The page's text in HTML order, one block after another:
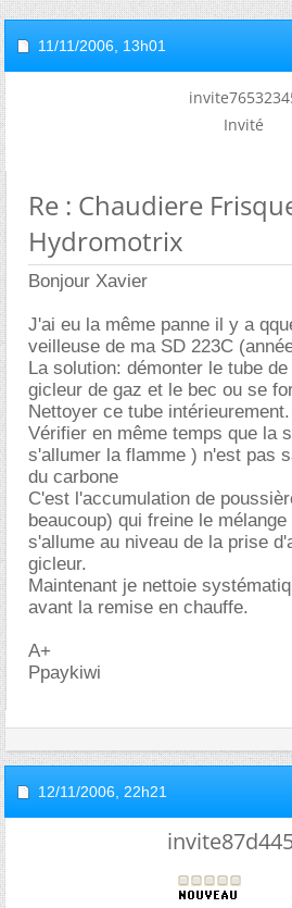
11/11/2006, 13h01
Invité
Re : Chaudiere
Hydromotrix
Bonjour Xavier
J'ai eu la même panne il y a
veilleuse de ma SD 223C
La solution: démonter le tube
gicleur de gaz et le bec ou se
Nettoyer ce tube intérieurement.
Vérifier en même temps que la
s'allumer la flamme ) n'est pas
du carbone
C'est l'accumulation de
beaucoup) qui freine le
s'allume au niveau de la prise
gicleur.
Maintenant je nettoie
avant la remise en chauffe.
A+
Ppaykiwi
12/11/2006, 22h21